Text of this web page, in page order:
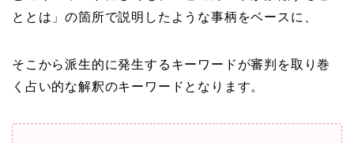
ととは」の箇所で説明したような事柄をベースに、
そこから派生的に発生するキーワードが審判を取り巻
く占い的な解釈のキーワードとなります。